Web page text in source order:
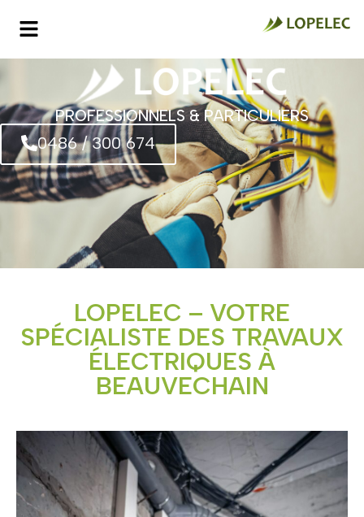
PROFESSIONNELS & PARTICULIERS
0486 / 300 674
LOPELEC – VOTRE
SPÉCIALISTE DES TRAVAUX
ÉLECTRIQUES À
BEAUVECHAIN